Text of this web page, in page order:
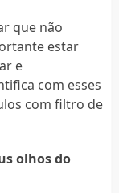
que não
estar
e
com esses
com filtro de
olhos do